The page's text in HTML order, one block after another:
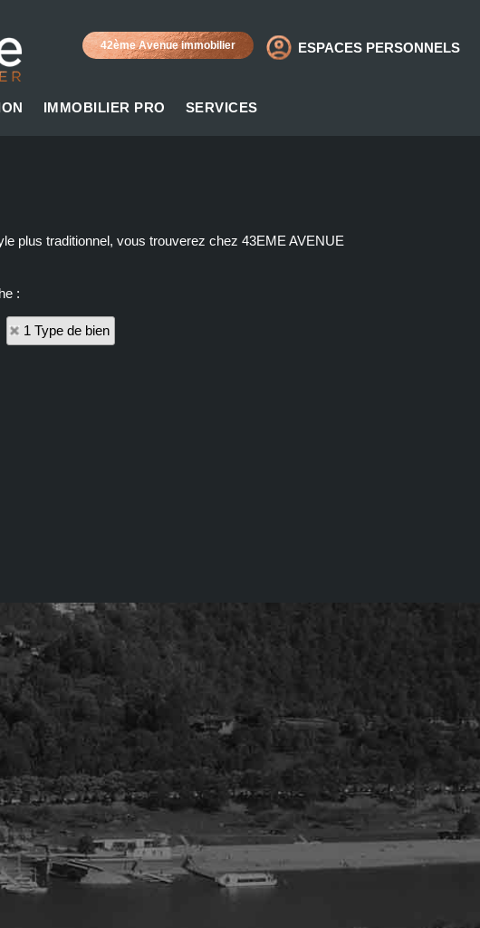
42ème Avenue immobilier ESPACES PERSONNELS
IMMOBILIER PRO SERVICES
plus traditionnel, vous trouverez chez 43EME AVENUE
:
1 Type de bien